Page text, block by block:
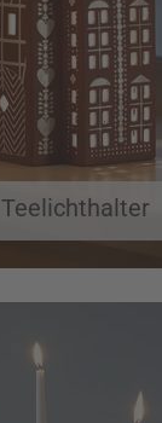
Teelichthalter